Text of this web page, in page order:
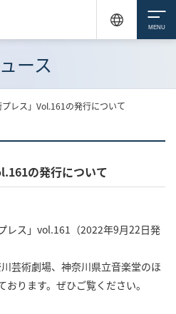
ース
プレス」Vol.161の発行について
の発行について
レス」vol.161（2022年9月22日発
芸術劇場、神奈川県立音楽堂のほ
ります。ぜひご覧ください。